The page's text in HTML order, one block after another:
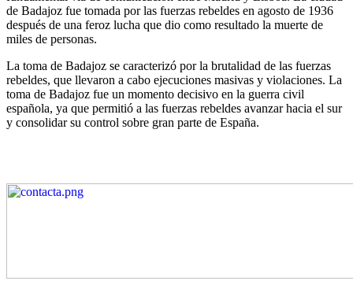
de Badajoz fue tomada por las fuerzas rebeldes en agosto de 1936
después de una feroz lucha que dio como resultado la muerte de
miles de personas.
La toma de Badajoz se caracterizó por la brutalidad de las fuerzas
rebeldes, que llevaron a cabo ejecuciones masivas y violaciones. La
toma de Badajoz fue un momento decisivo en la guerra civil
española, ya que permitió a las fuerzas rebeldes avanzar hacia el sur
y consolidar su control sobre gran parte de España.